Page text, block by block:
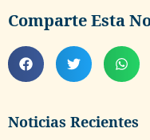
Noticias Recientes
Comparte Esta